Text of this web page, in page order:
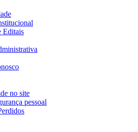
Editais
no site
pessoal